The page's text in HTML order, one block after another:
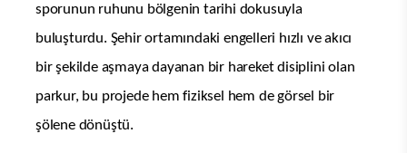
sporunun ruhunu bölgenin tarihi dokusuyla
buluşturdu. Şehir ortamındaki engelleri hızlı ve akıcı
bir şekilde aşmaya dayanan bir hareket disiplini olan
parkur, bu projede hem fiziksel hem de görsel bir
şölene dönüştü.